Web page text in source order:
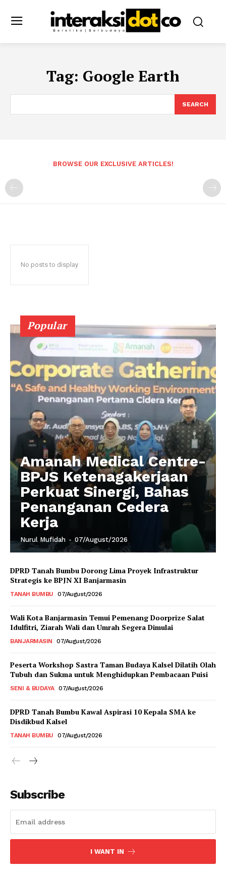
Tag: Google Earth
SEARCH
BROWSE OUR EXCLUSIVE ARTICLES!
No posts to display
Popular
Amanah Medical Centre-
BPJS Ketenagakerjaan
Perkuat Sinergi, Bahas
Penanganan Cedera
Kerja
Nurul Mufidah - 07/August/2026
DPRD Tanah Bumbu Dorong Lima Proyek Infrastruktur
Strategis ke BPJN XI Banjarmasin
TANAH BUMBU 07/August/2026
Wali Kota Banjarmasin Temui Pemenang Doorprize Salat
Idulfitri, Ziarah Wali dan Umrah Segera Dimulai
BANJARMASIN 07/August/2026
Peserta Workshop Sastra Taman Budaya Kalsel Dilatih Olah
Tubuh dan Sukma untuk Menghidupkan Pembacaan Puisi
SENI & BUDAYA 07/August/2026
DPRD Tanah Bumbu Kawal Aspirasi 10 Kepala SMA ke
Disdikbud Kalsel
TANAH BUMBU 07/August/2026
Subscribe
I WANT IN